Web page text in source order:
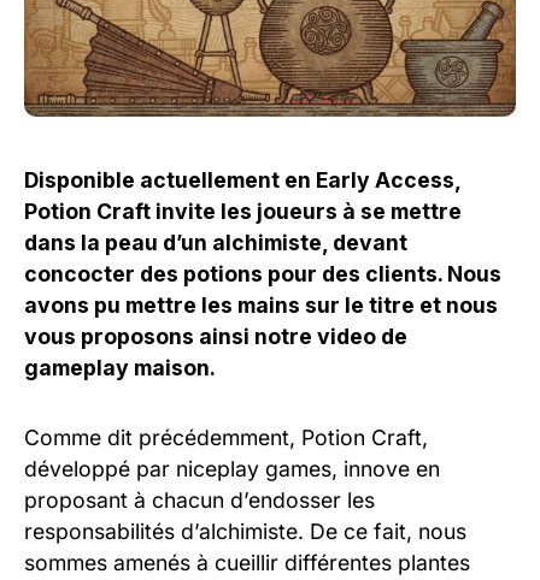
Disponible actuellement en Early Access,
Potion Craft invite les joueurs à se mettre
dans la peau d’un alchimiste, devant
concocter des potions pour des clients. Nous
avons pu mettre les mains sur le titre et nous
vous proposons ainsi notre video de
gameplay maison.
Comme dit précédemment, Potion Craft,
développé par niceplay games, innove en
proposant à chacun d’endosser les
responsabilités d’alchimiste. De ce fait, nous
sommes amenés à cueillir différentes plantes